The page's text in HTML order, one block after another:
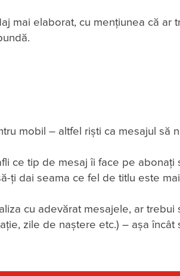
mai elaborat, cu mențiunea că ar
mobil – altfel riști ca mesajul să
ce tip de mesaj îi face pe abonați
ți dai seama ce fel de titlu este
cu adevărat mesajele, ar trebui
zile de naștere etc.) – așa încât